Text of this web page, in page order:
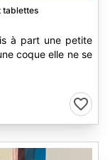
tablettes
à part une petite
coque elle ne se